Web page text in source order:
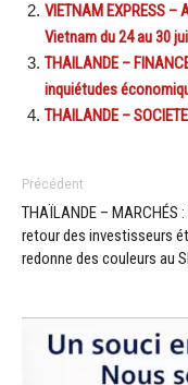
VIETNAM EXPRESS –
Vietnam du 24 au 30
THAILANDE –
inquiétudes
THAILANDE –
Précédent
THAÏLANDE – MARCHÉS :
retour des investisseurs
redonne des couleurs au